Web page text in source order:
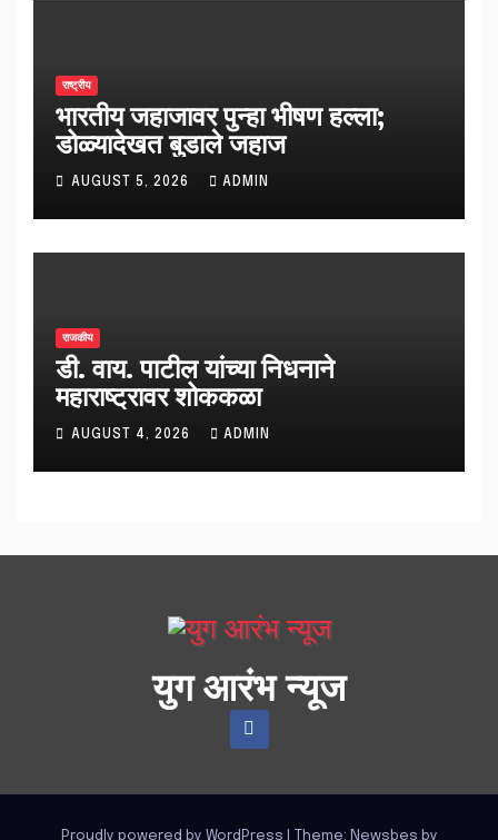
राष्ट्रीय
भारतीय जहाजावर पुन्हा भीषण हल्ला;
डोळ्यादेखत बुडाले जहाज
AUGUST 5, 2026 ADMIN
राजकीय
डी. वाय. पाटील यांच्या निधनाने
महाराष्ट्रावर शोककळा
AUGUST 4, 2026 ADMIN
युग आरंभ न्यूज
Proudly powered by WordPress Theme: Newsbes by